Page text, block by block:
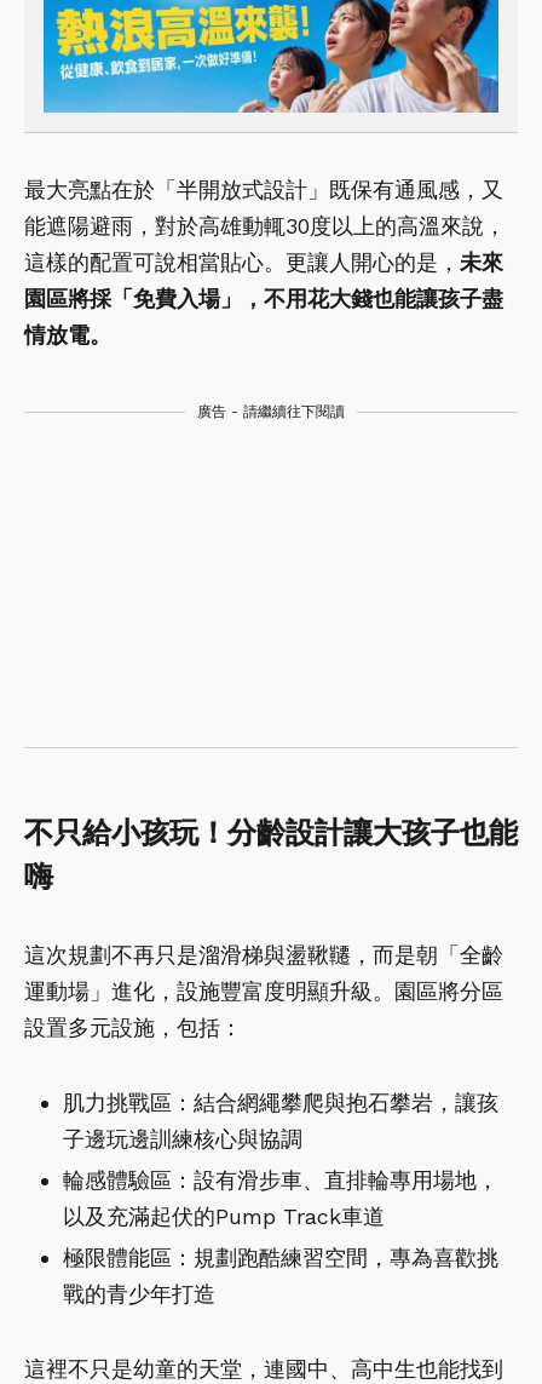
最大亮點在於「半開放式設計」既保有通風感，又
能遮陽避雨，對於高雄動輒30度以上的高溫來說，
這樣的配置可說相當貼心。更讓人開心的是， 未來
園區將採「免費入場」，不用花大錢也能讓孩子盡
情放電。
廣告 - 請繼續往下閱讀
不只給小孩玩！分齡設計讓大孩子也能
嗨
這次規劃不再只是溜滑梯與盪鞦韆，而是朝「全齡
運動場」進化，設施豐富度明顯升級。園區將分區
設置多元設施，包括：
肌力挑戰區：結合網繩攀爬與抱石攀岩，讓孩
子邊玩邊訓練核心與協調
輪感體驗區：設有滑步車、直排輪專用場地，
以及充滿起伏的Pump Track車道
極限體能區：規劃跑酷練習空間，專為喜歡挑
戰的青少年打造
這裡不只是幼童的天堂，連國中、高中生也能找到